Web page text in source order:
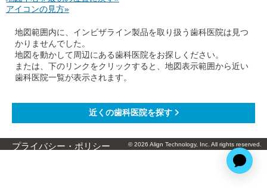
アイコンの見方»
地図範囲内に、インビザライン製品を取り扱う歯科医院は見つ
かりませんでした。
地図を動かして周辺にある歯科医院をお探しください。
または、下のリンクをクリックすると、地図表示範囲から近い
歯科医院一覧が表示されます。
プライバシー・ポリシー © 2026 Align Technology, Inc. All rights reserved.